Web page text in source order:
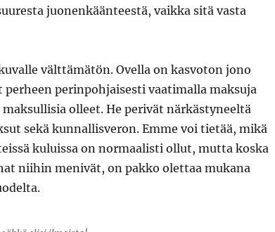
juonenkäänteestä, vaikka sitä vasta
välttämätön. Ovella on kasvoton jono
perinpohjaisesti vaatimalla maksuja
olleet. He perivät närkästyneeltä
sekä kunnallisveron. Emme voi tietää, mikä
kuluissa on normaalisti ollut, mutta koska
niihin menivät, on pakko olettaa mukana